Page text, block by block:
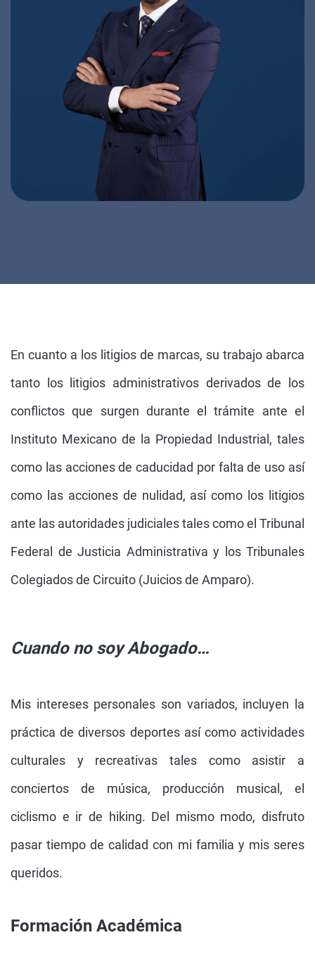
En cuanto a los litigios de marcas, su trabajo abarca
tanto los litigios administrativos derivados de los
conflictos que surgen durante el trámite ante el
Instituto Mexicano de la Propiedad Industrial, tales
como las acciones de caducidad por falta de uso así
como las acciones de nulidad, así como los litigios
ante las autoridades judiciales tales como el Tribunal
Federal de Justicia Administrativa y los Tribunales
Colegiados de Circuito (Juicios de Amparo).
Cuando no soy Abogado…
Mis intereses personales son variados, incluyen la
práctica de diversos deportes así como actividades
culturales y recreativas tales como asistir a
conciertos de música, producción musical, el
ciclismo e ir de hiking. Del mismo modo, disfruto
pasar tiempo de calidad con mi familia y mis seres
queridos.
Formación Académica